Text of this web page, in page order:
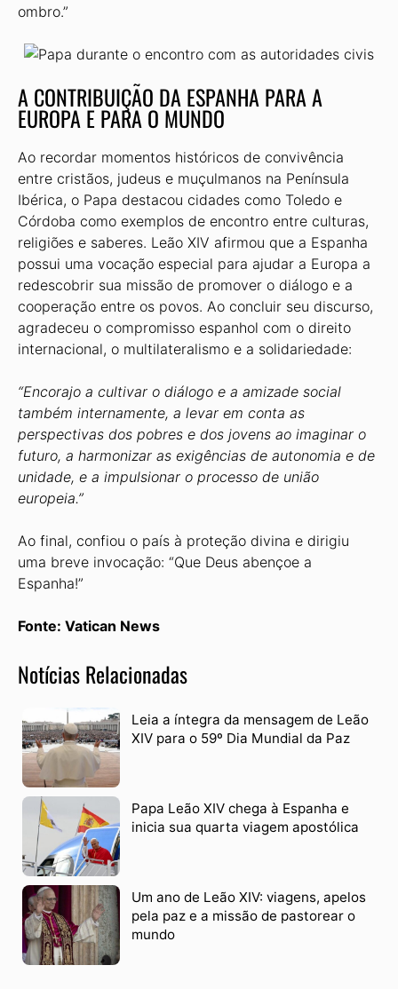
ombro.”
A CONTRIBUIÇÃO DA ESPANHA PARA A
EUROPA E PARA O MUNDO
Ao recordar momentos históricos de convivência
entre cristãos, judeus e muçulmanos na Península
Ibérica, o Papa destacou cidades como Toledo e
Córdoba como exemplos de encontro entre culturas,
religiões e saberes. Leão XIV afirmou que a Espanha
possui uma vocação especial para ajudar a Europa a
redescobrir sua missão de promover o diálogo e a
cooperação entre os povos. Ao concluir seu discurso,
agradeceu o compromisso espanhol com o direito
internacional, o multilateralismo e a solidariedade:
“Encorajo a cultivar o diálogo e a amizade social
também internamente, a levar em conta as
perspectivas dos pobres e dos jovens ao imaginar o
futuro, a harmonizar as exigências de autonomia e de
unidade, e a impulsionar o processo de união
europeia.”
Ao final, confiou o país à proteção divina e dirigiu
uma breve invocação: “Que Deus abençoe a
Espanha!”
Fonte: Vatican News
Notícias Relacionadas
Leia a íntegra da mensagem de Leão
XIV para o 59º Dia Mundial da Paz
Papa Leão XIV chega à Espanha e
inicia sua quarta viagem apostólica
Um ano de Leão XIV: viagens, apelos
pela paz e a missão de pastorear o
mundo